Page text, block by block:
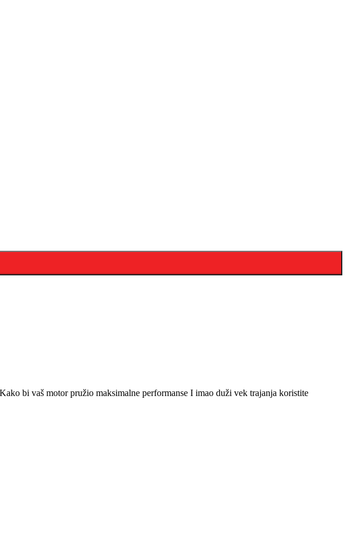
bi vaš motor pružio maksimalne performanse I imao duži vek trajanja koristite